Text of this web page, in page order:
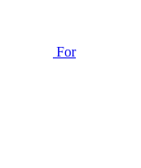
For